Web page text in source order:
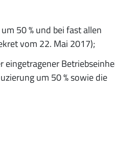
50 % und bei fast allen
vom 22. Mai 2017);
um 50 % sowie die